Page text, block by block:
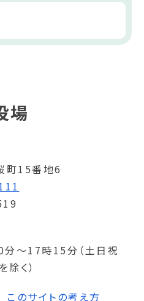
場
町15番地6
～17時15分（土日祝
く）
このサイトの考え方